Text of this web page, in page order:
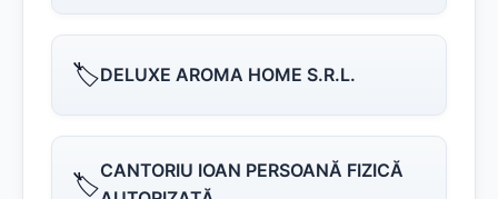
🏷️DELUXE AROMA HOME S.R.L.
🏷️CANTORIU IOAN PERSOANĂ FIZICĂ